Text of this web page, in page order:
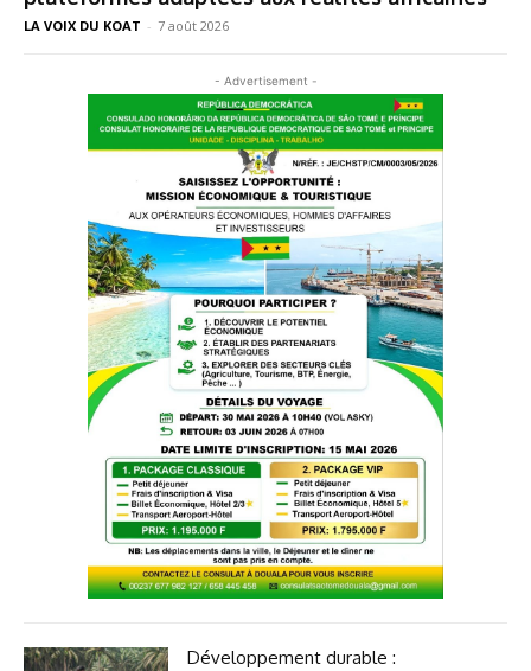
LA VOIX DU KOAT - 7 août 2026
- Advertisement -
Développement durable :